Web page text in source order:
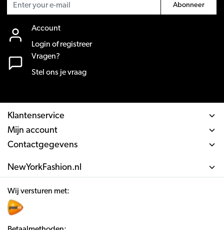
Abonneer
Account
Login of registreer
Vragen?
Stel ons je vraag
Klantenservice
Mijn account
Contactgegevens
NewYorkFashion.nl
Wij versturen met: